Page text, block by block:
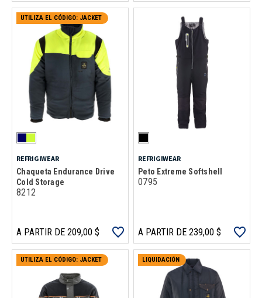
UTILIZA EL CÓDIGO: JACKET
REFRIGIWEAR
Chaqueta Endurance Drive
Cold Storage
8212
A PARTIR DE 209,00 $
REFRIGIWEAR
Peto Extreme Softshell
0795
A PARTIR DE 239,00 $
UTILIZA EL CÓDIGO: JACKET LIQUIDACIÓN